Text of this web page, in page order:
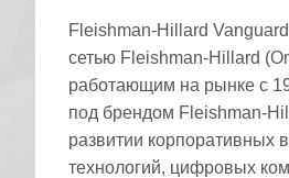
Fleishman-Hillard
сетью Fleishman-Hillard
работающим на рынке с
под брендом Fleishman-
развитии корпоративных
технологий, цифровых